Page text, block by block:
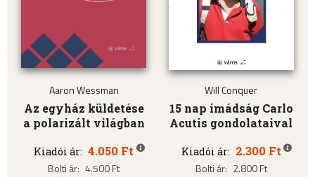
Aaron Wessman
Az egyház küldetése
a polarizált világban
Kiadói ár: 4.050 Ft
Bolti ár: 4.500 Ft
Will Conquer
15 nap imádság Carlo
Acutis gondolataival
Kiadói ár: 2.300 Ft
Bolti ár: 2.800 Ft